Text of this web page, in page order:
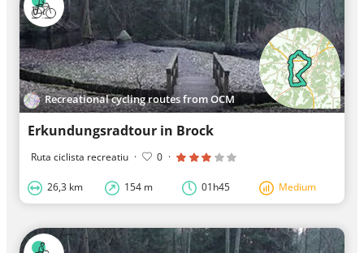
Recreational cycling routes from OCM
Erkundungsradtour in Brock
Ruta ciclista recreatiu · 0 ·
26,3 km 154 m 01h45 Medium